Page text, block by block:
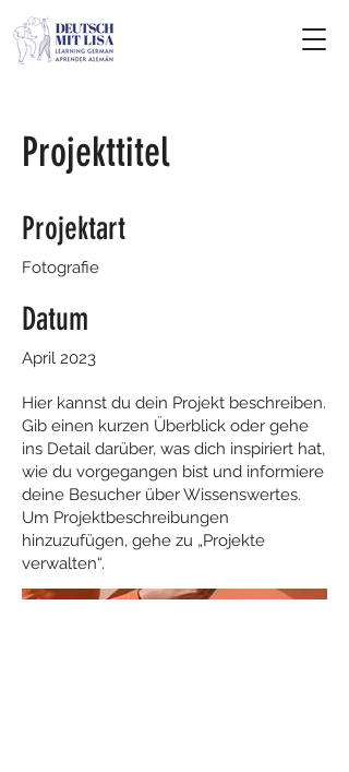
Projekttitel
Projektart
Fotografie
Datum
April 2023
Hier kannst du dein Projekt beschreiben.
Gib einen kurzen Überblick oder gehe
ins Detail darüber, was dich inspiriert hat,
wie du vorgegangen bist und informiere
deine Besucher über Wissenswertes.
Um Projektbeschreibungen
hinzuzufügen, gehe zu „Projekte
verwalten“.